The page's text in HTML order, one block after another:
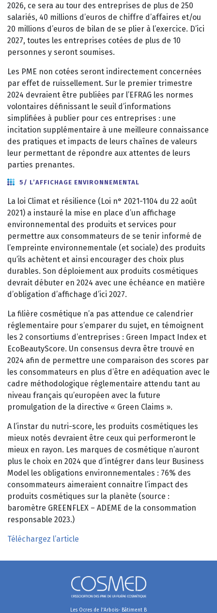
2026, ce sera au tour des entreprises de plus de 250
salariés, 40 millions d’euros de chiffre d’affaires et/ou
20 millions d’euros de bilan de se plier à l’exercice. D’ici
2027, toutes les entreprises cotées de plus de 10
personnes y seront soumises.
Les PME non cotées seront indirectement concernées
par effet de ruissellement. Sur le premier trimestre
2024 devraient être publiées par l’EFRAG les normes
volontaires définissant le seuil d’informations
simplifiées à publier pour ces entreprises : une
incitation supplémentaire à une meilleure connaissance
des pratiques et impacts de leurs chaînes de valeurs
leur permettant de répondre aux attentes de leurs
parties prenantes.
5/ L’AFFICHAGE ENVIRONNEMENTAL
La loi Climat et résilience (Loi n° 2021-1104 du 22 août
2021) a instauré la mise en place d’un affichage
environnemental des produits et services pour
permettre aux consommateurs de se tenir informé de
l’empreinte environnementale (et sociale) des produits
qu’ils achètent et ainsi encourager des choix plus
durables. Son déploiement aux produits cosmétiques
devrait débuter en 2024 avec une échéance en matière
d’obligation d’affichage d’ici 2027.
La filière cosmétique n’a pas attendue ce calendrier
réglementaire pour s’emparer du sujet, en témoignent
les 2 consortiums d’entreprises : Green Impact Index et
EcoBeautyScore. Un consensus devra être trouvé en
2024 afin de permettre une comparaison des scores par
les consommateurs en plus d’être en adéquation avec le
cadre méthodologique réglementaire attendu tant au
niveau français qu’européen avec la future
promulgation de la directive « Green Claims ».
A l’instar du nutri-score, les produits cosmétiques les
mieux notés devraient être ceux qui performeront le
mieux en rayon. Les marques de cosmétique n’auront
plus le choix en 2024 que d’intégrer dans leur Business
Model les obligations environnementales : 76% des
consommateurs aimeraient connaitre l’impact des
produits cosmétiques sur la planète (source :
baromètre GREENFLEX – ADEME de la consommation
responsable 2023.)
Téléchargez l’article
Les Ocres de l'Arbois- Bâtiment B